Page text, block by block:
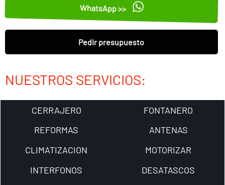
WhatsApp >>
Pedir presupuesto
NUESTROS SERVICIOS:
CERRAJERO
FONTANERO
REFORMAS
ANTENAS
CLIMATIZACION
MOTORIZAR
INTERFONOS
DESATASCOS